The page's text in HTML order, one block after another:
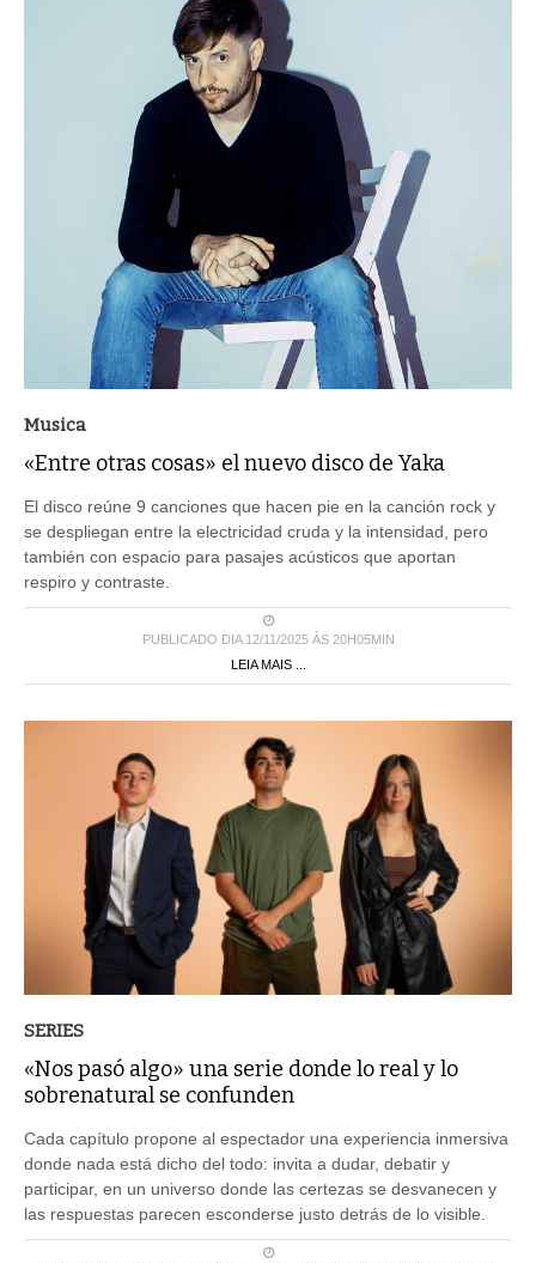
Musica
«Entre otras cosas» el nuevo disco de Yaka
El disco reúne 9 canciones que hacen pie en la canción rock y
se despliegan entre la electricidad cruda y la intensidad, pero
también con espacio para pasajes acústicos que aportan
respiro y contraste.
PUBLICADO DIA 12/11/2025 ÀS 20H05MIN
LEIA MAIS ...
SERIES
«Nos pasó algo» una serie donde lo real y lo
sobrenatural se confunden
Cada capítulo propone al espectador una experiencia inmersiva
donde nada está dicho del todo: invita a dudar, debatir y
participar, en un universo donde las certezas se desvanecen y
las respuestas parecen esconderse justo detrás de lo visible.